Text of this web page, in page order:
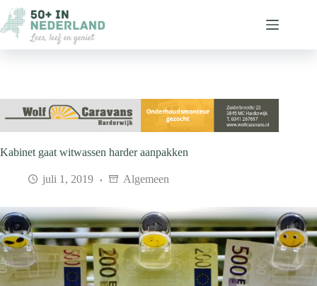
naar
de
inhoud
Kabinet gaat witwassen harder aanpakken
juli 1, 2019 Algemeen